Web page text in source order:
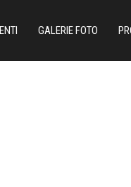
GALERIE FOTO